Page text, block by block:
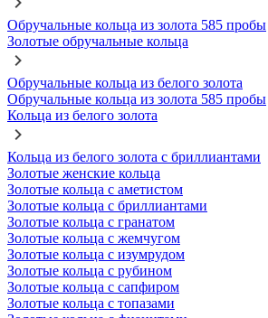
Обручальные кольца из золота 585 пробы
Золотые обручальные кольца
Обручальные кольца из белого золота
Обручальные кольца из золота 585 пробы
Кольца из белого золота
Кольца из белого золота с бриллиантами
Золотые женские кольца
Золотые кольца с аметистом
Золотые кольца с бриллиантами
Золотые кольца с гранатом
Золотые кольца с жемчугом
Золотые кольца с изумрудом
Золотые кольца с рубином
Золотые кольца с сапфиром
Золотые кольца с топазами